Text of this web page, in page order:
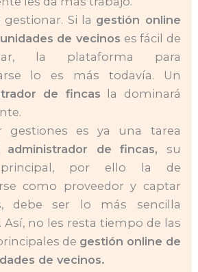
gestionar. Si la gestión online
de vecinos es fácil de
la plataforma para
lo es más todavía. Un
de fincas la dominará
gestiones es ya una tarea
administrador de fincas, su
por ello la de
como proveedor y captar
debe ser lo más sencilla
Así, no les resta tiempo de las
de gestión online de
de vecinos.